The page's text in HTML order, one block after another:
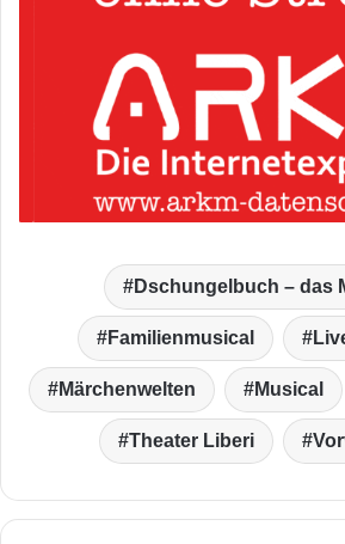
Dschungelbuch – das
Familienmusical
Märchenwelten Musical
Theater Liberi